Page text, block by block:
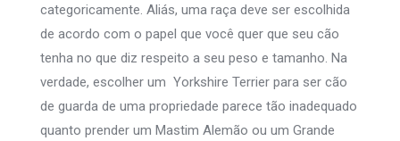
categoricamente. Aliás, uma raça deve ser escolhida
de acordo com o papel que você quer que seu cão
tenha no que diz respeito a seu peso e tamanho. Na
verdade, escolher um Yorkshire Terrier para ser cão
de guarda de uma propriedade parece tão inadequado
quanto prender um Mastim Alemão ou um Grande